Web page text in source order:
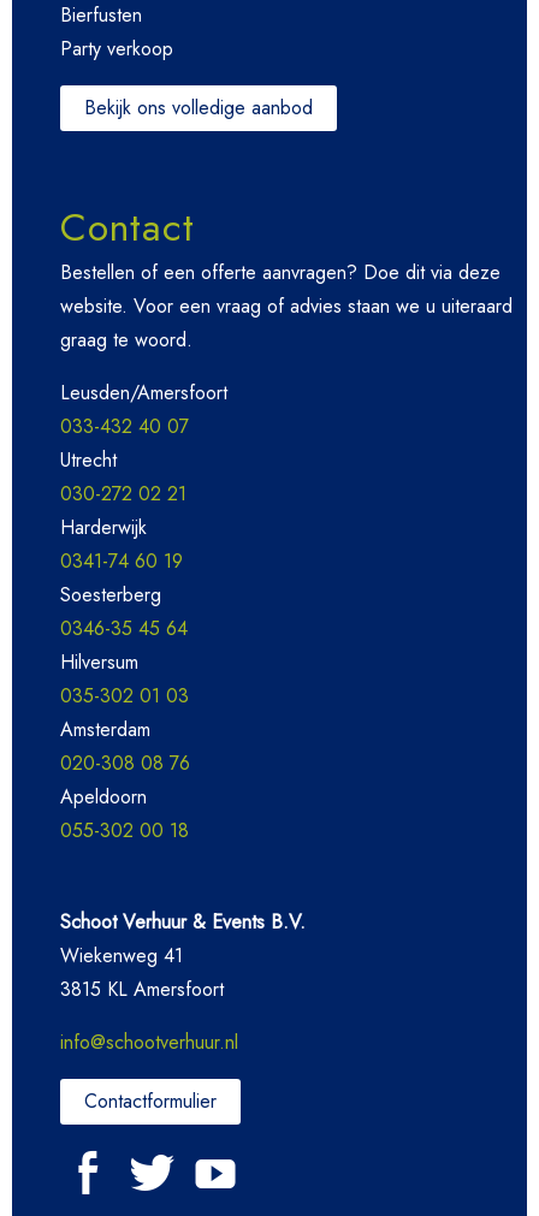
Bierfusten
Party verkoop
Bekijk ons volledige aanbod
Contact
Bestellen of een offerte aanvragen? Doe dit via deze
website. Voor een vraag of advies staan we u uiteraard
graag te woord.
Leusden/Amersfoort
033-432 40 07
Utrecht
030-272 02 21
Harderwijk
0341-74 60 19
Soesterberg
0346-35 45 64
Hilversum
035-302 01 03
Amsterdam
020-308 08 76
Apeldoorn
055-302 00 18
Schoot Verhuur & Events B.V.
Wiekenweg 41
3815 KL Amersfoort
info@schootverhuur.nl
Contactformulier